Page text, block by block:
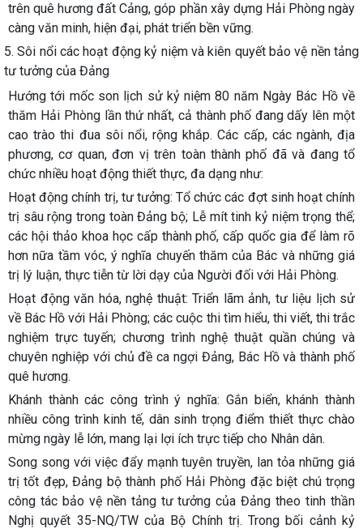
trên quê hương đất Cảng, góp phần xây dựng Hải Phòng ngày
càng văn minh, hiện đại, phát triển bền vững.
5. Sôi nổi các hoạt động kỷ niệm và kiên quyết bảo vệ nền tảng
tư tưởng của Đảng
Hướng tới mốc son lịch sử kỷ niệm 80 năm Ngày Bác Hồ về
thăm Hải Phòng lần thứ nhất, cả thành phố đang dấy lên một
cao trào thi đua sôi nổi, rộng khắp. Các cấp, các ngành, địa
phương, cơ quan, đơn vị trên toàn thành phố đã và đang tổ
chức nhiều hoạt động thiết thực, đa dạng như:
Hoạt động chính trị, tư tưởng: Tổ chức các đợt sinh hoạt chính
trị sâu rộng trong toàn Đảng bộ; Lễ mít tinh kỷ niệm trọng thể;
các hội thảo khoa học cấp thành phố, cấp quốc gia để làm rõ
hơn nữa tầm vóc, ý nghĩa chuyến thăm của Bác và những giá
trị lý luận, thực tiễn từ lời dạy của Người đối với Hải Phòng.
Hoạt động văn hóa, nghệ thuật: Triển lãm ảnh, tư liệu lịch sử
về Bác Hồ với Hải Phòng; các cuộc thi tìm hiểu, thi viết, thi trắc
nghiệm trực tuyến; chương trình nghệ thuật quần chúng và
chuyên nghiệp với chủ đề ca ngợi Đảng, Bác Hồ và thành phố
quê hương.
Khánh thành các công trình ý nghĩa: Gắn biển, khánh thành
nhiều công trình kinh tế, dân sinh trọng điểm thiết thực chào
mừng ngày lễ lớn, mang lại lợi ích trực tiếp cho Nhân dân.
Song song với việc đẩy mạnh tuyên truyền, lan tỏa những giá
trị tốt đẹp, Đảng bộ thành phố Hải Phòng đặc biệt chú trọng
công tác bảo vệ nền tảng tư tưởng của Đảng theo tinh thần
Nghị quyết 35-NQ/TW của Bộ Chính trị. Trong bối cảnh kỷ